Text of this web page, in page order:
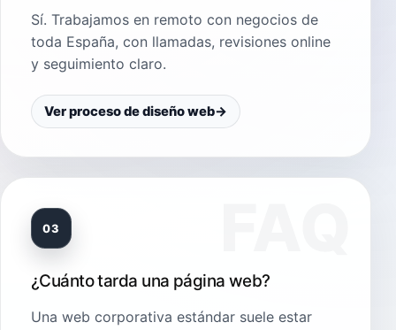
Sí. Trabajamos en remoto con negocios de
toda España, con llamadas, revisiones online
y seguimiento claro.
Ver proceso de diseño web→
03
¿Cuánto tarda una página web?
Una web corporativa estándar suele estar